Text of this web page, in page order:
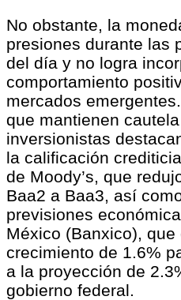
No obstante, la
presiones durante las
del día y no logra
comportamiento
mercados
que mantienen
inversionistas
la calificación
de Moody’s, que
Baa2 a Baa3, así
previsiones
México (Banxico), que
crecimiento de 1.6%
a la proyección de
gobierno federal.